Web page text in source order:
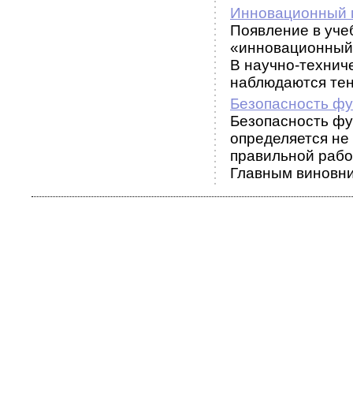
Инновационный
Появление в
В научно-
наблюдаются
Безопасность
Безопасность
определяется
правильной
Главным